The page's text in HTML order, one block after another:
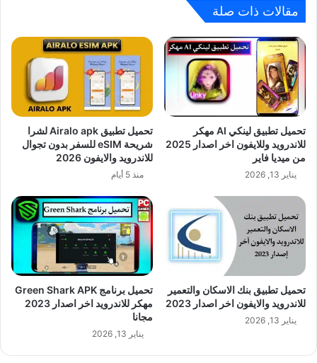
مقالات ذات صلة
تحميل تطبيق لينكي AI مهكر
للاندرويد وللايفون اخر اصدار 2025
من ميديا فاير
يناير 13, 2026
تحميل تطبيق Airalo apk لشرا
شريحة eSIM للسفر بدون تجوال
للاندرويد والايفون 2026
منذ 5 أيام
تحميل تطبيق بنك الاسكان والتعمير
للاندرويد والايفون اخر اصدار 2023
يناير 13, 2026
تحميل برنامج Green Shark APK
مهكر للاندرويد اخر اصدار 2023
مجانا
يناير 13, 2026